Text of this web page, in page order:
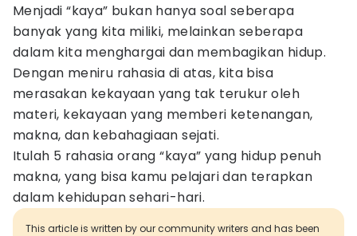
Menjadi “kaya” bukan hanya soal seberapa
banyak yang kita miliki, melainkan seberapa
dalam kita menghargai dan membagikan hidup.
Dengan meniru rahasia di atas, kita bisa
merasakan kekayaan yang tak terukur oleh
materi, kekayaan yang memberi ketenangan,
makna, dan kebahagiaan sejati.
Itulah 5 rahasia orang “kaya” yang hidup penuh
makna, yang bisa kamu pelajari dan terapkan
dalam kehidupan sehari-hari.
This article is written by our community writers and has been